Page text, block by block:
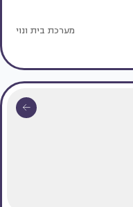
מערכת בית ונוי